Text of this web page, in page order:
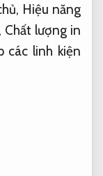
Hiệu năng
Chất lượng in
các linh kiện